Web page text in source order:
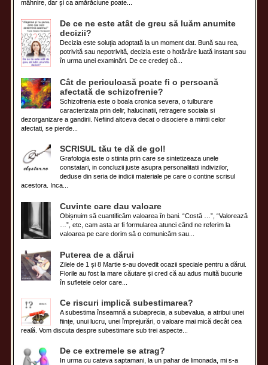
mâhnire, dar și ca amărăciune poate...
De ce ne este atât de greu să luăm anumite
decizii?
Decizia este soluţia adoptată la un moment dat. Bună sau rea,
potrivită sau nepotrivită, decizia este o hotărâre luată instant sau
în urma unei examinări. De ce credeţi că...
Cât de periculoasă poate fi o persoană
afectată de schizofrenie?
Schizofrenia este o boala cronica severa, o tulburare
caracterizata prin delir, halucinatii, retragere sociala si
dezorganizare a gandirii. Nefiind altceva decat o disociere a mintii celor
afectati, se pierde...
SCRISUL tău te dă de gol!
Grafologia este o stiinta prin care se sintetizeaza unele
constatari, in concluzii juste asupra personalitatii indivizilor,
deduse din seria de indicii materiale pe care o contine scrisul
acestora. Inca...
Cuvinte care dau valoare
Obișnuim să cuantificăm valoarea în bani. “Costă …”, “Valorează
…”, etc, cam asta ar fi formularea atunci când ne referim la
valoarea pe care dorim să o comunicăm sau...
Puterea de a dărui
Zilele de 1 și 8 Martie s-au dovedit ocazii speciale pentru a dărui.
Florile au fost la mare căutare și cred că au adus multă bucurie
în sufletele celor care...
Ce riscuri implică subestimarea?
A subestima înseamnă a subaprecia, a subevalua, a atribui unei
fiinţe, unui lucru, unei împrejurări, o valoare mai mică decât cea
reală. Vom discuta despre subestimare sub trei aspecte...
De ce extremele se atrag?
In urma cu cateva saptamani, la un pahar de limonada, mi s-a